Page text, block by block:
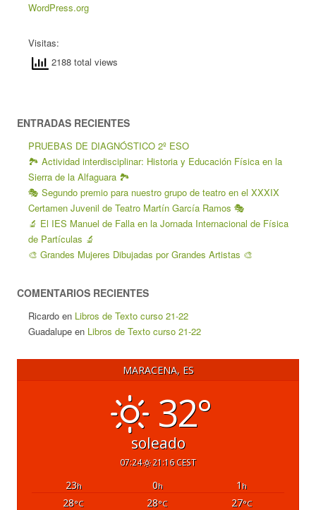
WordPress.org
Visitas:
2188 total views
ENTRADAS RECIENTES
PRUEBAS DE DIAGNÓSTICO 2º ESO
🏞️ Actividad interdisciplinar: Historia y Educación Física en la
Sierra de la Alfaguara 🏞️
🎭 Segundo premio para nuestro grupo de teatro en el XXXIX
Certamen Juvenil de Teatro Martín García Ramos 🎭
🔬 El IES Manuel de Falla en la Jornada Internacional de Física
de Partículas 🔬
🎨 Grandes Mujeres Dibujadas por Grandes Artistas 🎨
COMENTARIOS RECIENTES
Ricardo en Libros de Texto curso 21-22
Guadalupe en Libros de Texto curso 21-22
MARACENA, ES
32°
soleado
07:24 21:16 CEST
23h 0h 1 h
28°C 28°C 27°C